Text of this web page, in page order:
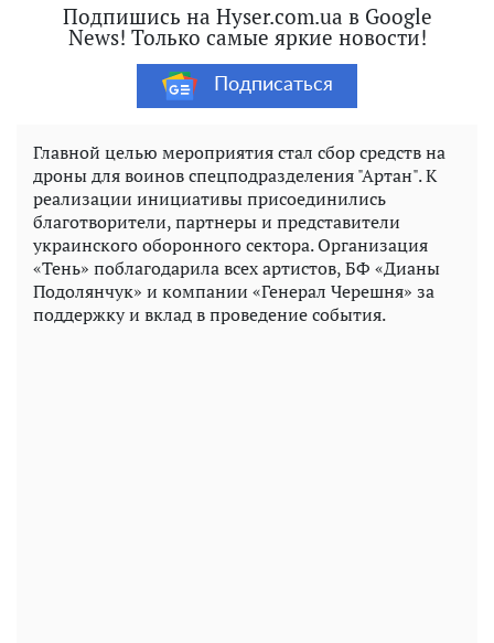
Подпишись на Hyser.com.ua в Google
News! Только самые яркие новости!
Подписаться
Главной целью мероприятия стал сбор средств на
дроны для воинов спецподразделения "Артан". К
реализации инициативы присоединились
благотворители, партнеры и представители
украинского оборонного сектора. Организация
«Тень» поблагодарила всех артистов, БФ «Дианы
Подолянчук» и компании «Генерал Черешня» за
поддержку и вклад в проведение события.